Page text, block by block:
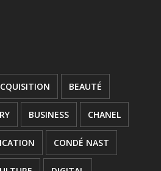
BEAUTÉ
BUSINESS CHANEL
CONDÉ NAST